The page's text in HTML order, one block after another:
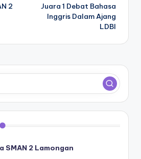
2
Juara 1 Debat Bahasa
Inggris Dalam Ajang
LDBI
SMAN 2 Lamongan